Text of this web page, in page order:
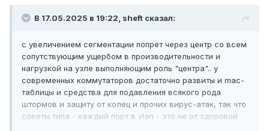
В 17.05.2025 в 19:22, sheft сказал:
с увеличением сегментации попрёт через центр со всем
сопутствующим ущербом в производительности и
нагрузкой на узле выполняющим роль "центра".. у
современных коммутаторов достаточно развиты и mac-
таблицы и средства для подавления всякого рода
штормов и защиту от колец и прочих вирус-атак, так что
советы типа - каждый порт в vlan - это не от здоровой